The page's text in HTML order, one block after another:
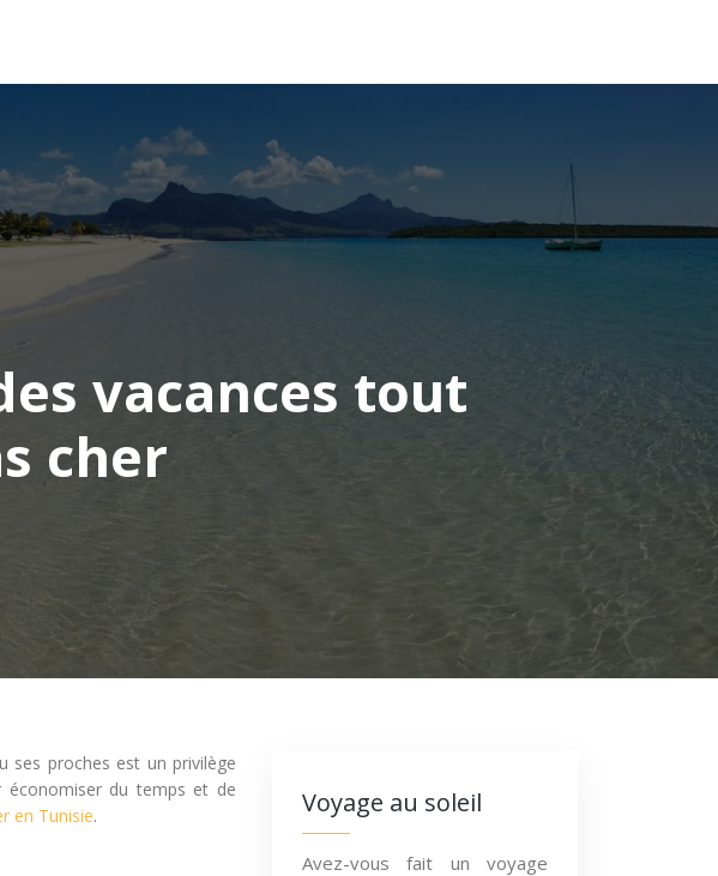
vacances tout
cher
ses proches est un privilège
économiser du temps et de
en Tunisie. Voyage au soleil
Avez-vous fait un voyage